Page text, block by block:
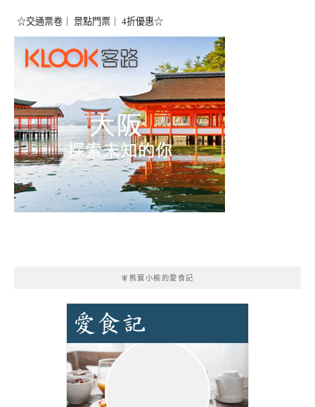
☆交通票卷｜ 景點門票｜ 4折優惠☆
🧚熊寶小榆的愛食記